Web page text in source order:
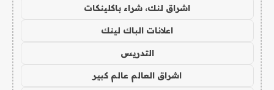
اشراق لنك، شراء باكلينكات
اعلانات الباك لينك
التدريس
اشراق العالم عالم كبير